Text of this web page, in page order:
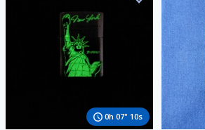
0h 07" 09s